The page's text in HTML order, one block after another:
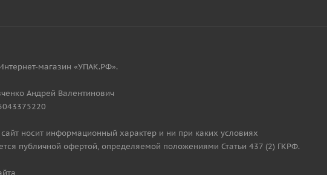
магазин «УПАК.РФ».
Андрей Валентинович
носит информационный характер и ни при каких условиях
публичной офертой, определяемой положениями Статьи 437 (2) ГКРФ.